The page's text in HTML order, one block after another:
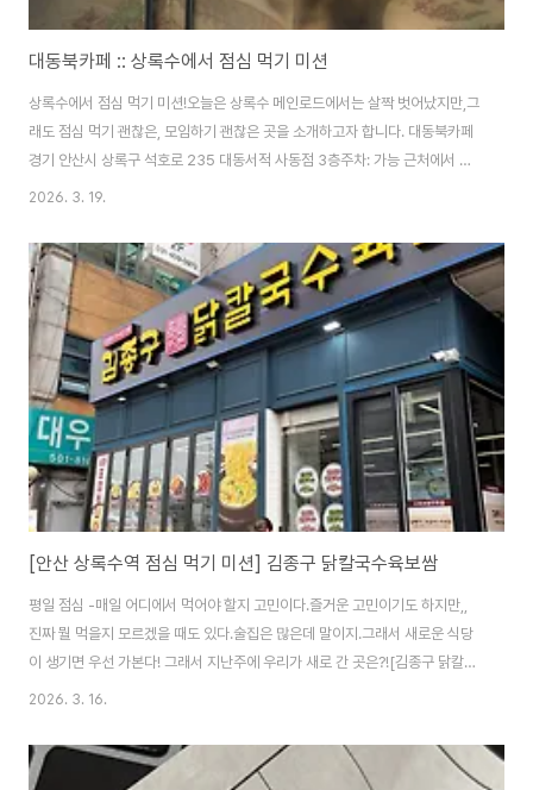
대동북카페 :: 상록수에서 점심 먹기 미션
상록수에서 점심 먹기 미션!오늘은 상록수 메인로드에서는 살짝 벗어났지만,그
래도 점심 먹기 괜찮은, 모임하기 괜찮은 곳을 소개하고자 합니다. 대동북카페
경기 안산시 상록구 석호로 235 대동서적 사동점 3층주차: 가능 근처에서 강
의를 듣고 점심 먹으러 대동서적 3층으로 갔어요.조용하고 식사류도 깔끔하거
면 책이 먼저 보입니다. 뒤쪽으로는 룸도 있어서 모임 때 단독으로 이용할 수도
있어요.별도의 추가요금은 없습니다. 창이 크게 있어서 밝은 날엔 자연광이 참
잘 들어오네요 :)오늘도 한산했어요. 대동북카페 메뉴판이에요 -미역국정식,
연어덮밥, 돈가스, 파스타 등을 많이 드시는 것 같았어요.인기메뉴! ..
2026. 3. 19.
[안산 상록수역 점심 먹기 미션] 김종구 닭칼국수육보쌈
평일 점심 -매일 어디에서 먹어야 할지 고민이다.즐거운 고민이기도 하지만,,
진짜 뭘 먹을지 모르겠을 때도 있다.술집은 많은데 말이지.그래서 새로운 식당
이 생기면 우선 가본다! 그래서 지난주에 우리가 새로 간 곳은?![김종구 닭칼국
수육보쌈 안산 본오점] 메뉴가 많다!!!우리는 우선 대표메뉴에서 골랐다. 반마
와..근데 양 진짜 많다!뚝배기 크기가 엄청 큰데, 거기에 국물도 고기도 푸짐하
게 담겨있다.요즘 뚝배기를 작은 거로 하고 가득 담아서 많이 보이게 하는 식당
2026. 3. 16.